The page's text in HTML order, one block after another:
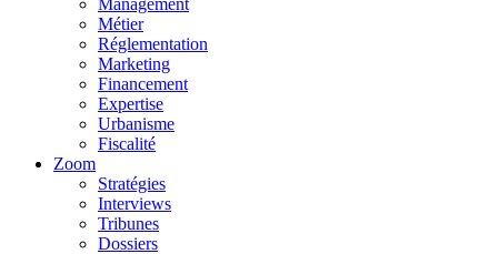
Management
Métier
Réglementation
Marketing
Financement
Expertise
Urbanisme
Fiscalité
Zoom
Stratégies
Interviews
Tribunes
Dossiers